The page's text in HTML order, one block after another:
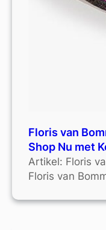
Floris van
Shop Nu met
Artikel: Floris
Floris van